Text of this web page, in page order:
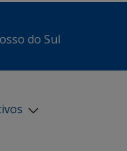
do Sul